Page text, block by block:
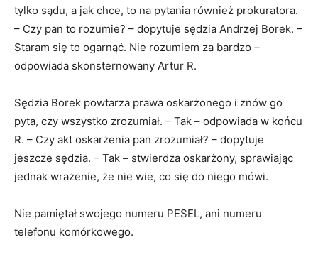
tylko sądu, a jak chce, to na pytania również prokuratora.
– Czy pan to rozumie? – dopytuje sędzia Andrzej Borek. –
Staram się to ogarnąć. Nie rozumiem za bardzo –
odpowiada skonsternowany Artur R.
Sędzia Borek powtarza prawa oskarżonego i znów go
pyta, czy wszystko zrozumiał. – Tak – odpowiada w końcu
R. – Czy akt oskarżenia pan zrozumiał? – dopytuje
jeszcze sędzia. – Tak – stwierdza oskarżony, sprawiając
jednak wrażenie, że nie wie, co się do niego mówi.
Nie pamiętał swojego numeru PESEL, ani numeru
telefonu komórkowego.